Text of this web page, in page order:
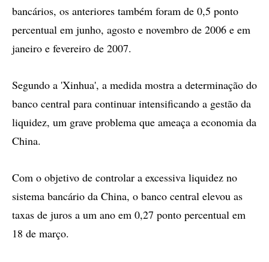
bancários, os anteriores também foram de 0,5 ponto
percentual em junho, agosto e novembro de 2006 e em
janeiro e fevereiro de 2007.
Segundo a 'Xinhua', a medida mostra a determinação do
banco central para continuar intensificando a gestão da
liquidez, um grave problema que ameaça a economia da
China.
Com o objetivo de controlar a excessiva liquidez no
sistema bancário da China, o banco central elevou as
taxas de juros a um ano em 0,27 ponto percentual em
18 de março.